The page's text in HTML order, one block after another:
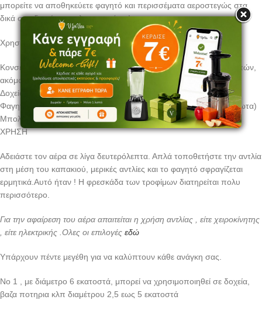
μπορείτε να αποθηκεύετε φαγητό και περισσέματα αεροστεγώς στα
δικά σας δοχεία, μπωλ και ποτήρια!
Χρησιμοποιήστε το για να κλείσετε αεροστεγώς:
Κονσέρβες & βαζάκια (φρούτων, λαχανικών, σάλτσες, ξηρών καρπών,
ακόμα και των τροφών του κατοικίδιου σας!)
Δοχεία & σκεύη υγρών (κούπες, ποτήρια, μεζούρες)
Φαγητοδοχεία (γυάλινα, πλαστικά, μεταλλικά, αλουμινίου, ανοξείδωτα)
Μπολ, τηγάνια & κατσαρολάκια
ΧΡΗΣΗ
Αδειάστε τον αέρα σε λίγα δευτερόλεπτα. Απλά τοποθετήστε την αντλία
στη μέση του καπακιού, μερικές αντλίες και το φαγητό σφραγίζεται
ερμητικά.Αυτό ήταν ! Η φρεσκάδα των τροφίμων διατηρείται πολυ
περισσότερο.
Για την αφαίρεση του αέρα απαιτείται η χρήση αντλίας , είτε χειροκίνητης
, είτε ηλεκτρικής .Ολες οι επιλογές εδώ
Υπάρχουν πέντε μεγέθη για να καλύπτουν κάθε ανάγκη σας.
Νο 1 , με διάμετρο 6 εκατοστά, μπορεί να χρησιμοποιηθεί σε δοχεία,
βαζα ποτηρια κλπ διαμέτρου 2,5 εως 5 εκατοστά